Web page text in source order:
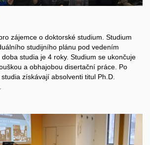
zájemce o doktorské studium. Studium
studijního plánu pod vedením
studia je 4 roky. Studium se ukončuje
a obhajobou disertační práce. Po
získávají absolventi titul Ph.D.